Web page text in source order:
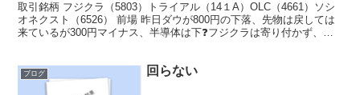
取引銘柄 フジクラ（5803）トライアル（14１A）OLC（4661）ソシ
オネクスト（6526） 前場 昨日ダウが800円の下落、先物は戻しては
来ているが300円マイナス、半導体は下❓フジクラは寄り付かず、特
ブログ 回らない